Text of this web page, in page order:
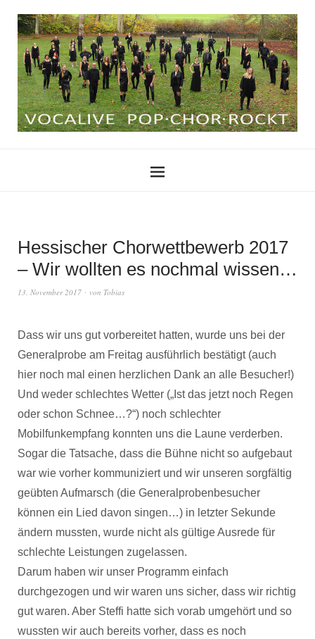
Hessischer Chorwettbewerb 2017
– Wir wollten es nochmal wissen…
13. November 2017 von Tobias
Dass wir uns gut vorbereitet hatten, wurde uns bei der
Generalprobe am Freitag ausführlich bestätigt (auch
hier noch mal einen herzlichen Dank an alle Besucher!)
Und weder schlechtes Wetter („Ist das jetzt noch Regen
oder schon Schnee…?“) noch schlechter
Mobilfunkempfang konnten uns die Laune verderben.
Sogar die Tatsache, dass die Bühne nicht so aufgebaut
war wie vorher kommuniziert und wir unseren sorgfältig
geübten Aufmarsch (die Generalprobenbesucher
können ein Lied davon singen…) in letzter Sekunde
ändern mussten, wurde nicht als gültige Ausrede für
schlechte Leistungen zugelassen.
Darum haben wir unser Programm einfach
durchgezogen und wir waren uns sicher, dass wir richtig
gut waren. Aber Steffi hatte sich vorab umgehört und so
wussten wir auch bereits vorher, dass es noch